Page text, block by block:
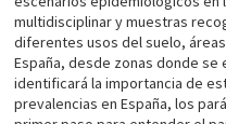
multidisciplinar y muestras
diferentes usos del suelo,
España, desde zonas donde
identificará la importancia de
prevalencias en España, los